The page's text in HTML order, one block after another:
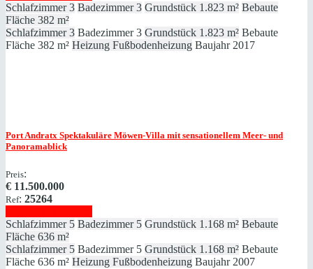
Schlafzimmer 3 Badezimmer 3 Grundstück 1.823 m² Bebaute
Fläche 382 m²
Schlafzimmer 3 Badezimmer 3 Grundstück 1.823 m² Bebaute
Fläche 382 m² Heizung Fußbodenheizung Baujahr 2017
Port Andratx Spektakuläre Möwen-Villa mit sensationellem Meer- und
Panoramablick
Preis:
€ 11.500.000
Ref: 25264
Schlafzimmer 5 Badezimmer 5 Grundstück 1.168 m² Bebaute
Fläche 636 m²
Schlafzimmer 5 Badezimmer 5 Grundstück 1.168 m² Bebaute
Fläche 636 m² Heizung Fußbodenheizung Baujahr 2007